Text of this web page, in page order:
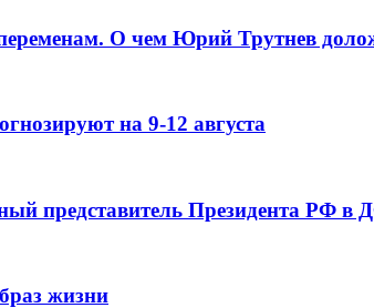
О чем Юрий Трутнев
на 9-12 августа
представитель Президента РФ в
жизни